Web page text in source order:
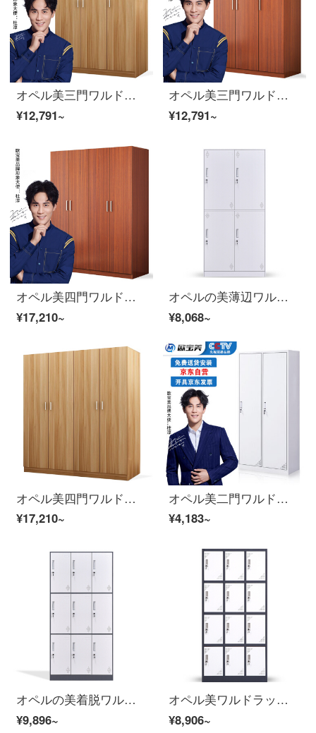
オペル美三門ワルドロワーの社員寮箪笥浅胡桃色
¥12,791~
オペル美三門ワルドロワーの社員寮箪笥柚木色
¥12,791~
オペル美四門ワルドロワーの社員寮箪笥柚木色
¥17,210~
オペルの美薄辺ワルボロロッカーロッカーの解体と鉄の皮の箱の4つのワルドロブブブの厚いお金
¥8,068~
オペル美四門ワルドロワーの社員寮箪笥浅胡桃色
¥17,210~
オペル美二門ワルドラックのロッカーロッカーロッカー
¥4,183~
オペルの美着脱ワルドロッブ浴室の物置きロッカー社員寮九門ワルターブルブ1850*900*500
¥9,896~
オペル美ワルドラックのロッカーロッカーの鉄皮の箱の鋼製ワルドロのブドウ糖の白い12門
¥8,906~